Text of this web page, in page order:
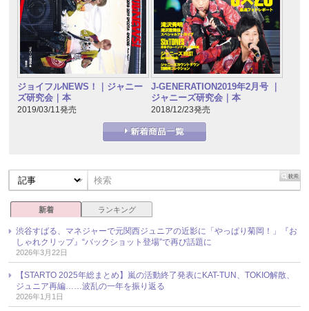
ジョイフルNEWS！｜ジャニー
ズ研究会｜本
2019/03/11発売
J-GENERATION2019年2月号 ｜
ジャニーズ研究会｜本
2018/12/23発売
新着 ランキング
渋谷すばる、マネジャーで元関西ジュニアの近影に「やっぱり菊岡！」『お
しゃれクリップ』“バックショット登場”で再び話題に
2026年3月22日
【STARTO 2025年総まとめ】嵐の活動終了発表にKAT-TUN、TOKIO解散、
ジュニア再編……波乱の一年を振り返る
2026年1月1日